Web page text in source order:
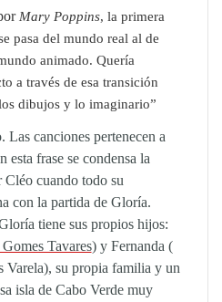
Mary Poppins, la primera
pasa del mundo real al de
animado. Quería
a través de esa transición
dibujos y lo imaginario”
canciones pertenecen a
esta frase se condensa la
Cléo cuando todo su
con la partida de Gloría.
tiene sus propios hijos:
Tavares) y Fernanda (
Varela), su propia familia y un
isla de Cabo Verde muy